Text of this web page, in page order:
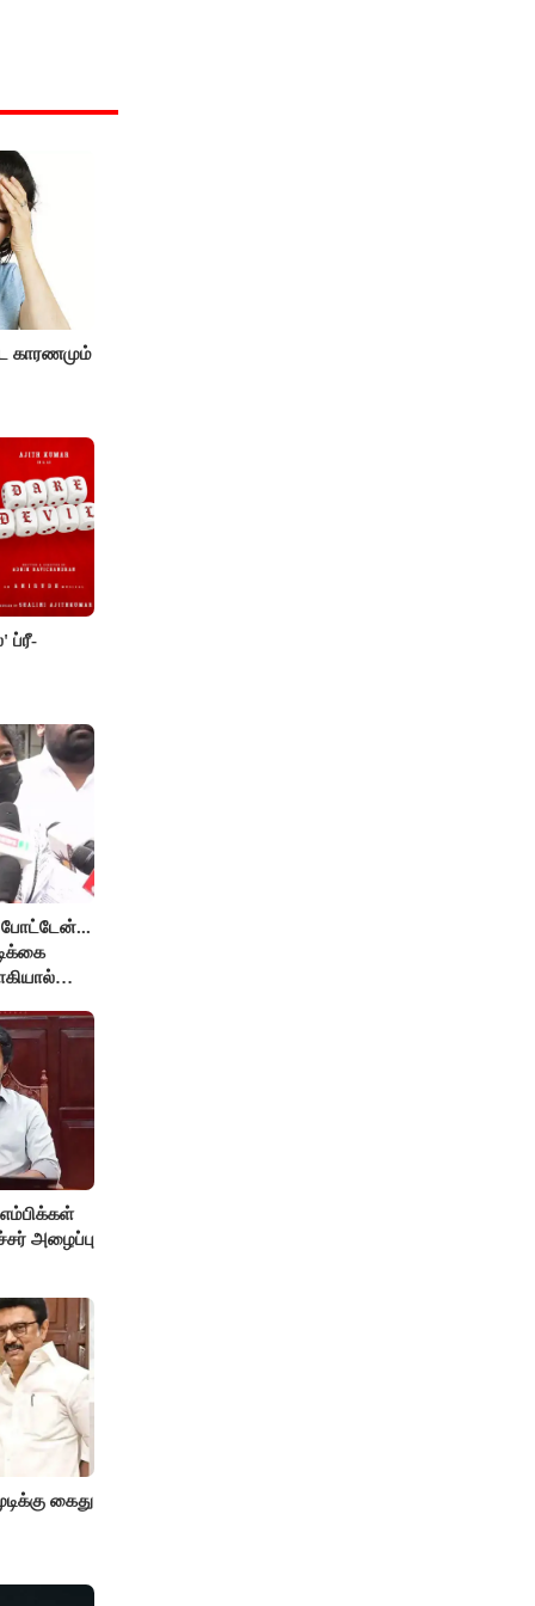
காரணமும்
ப்ரீ-
போட்டேன்...
அழைப்பு
கைது